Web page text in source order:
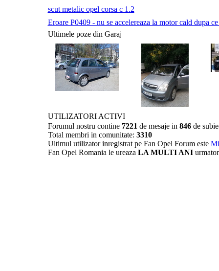
scut metalic opel corsa c 1.2
Eroare P0409 - nu se accelereaza la motor cald dupa
Ultimele poze din Garaj
UTILIZATORI ACTIVI
Forumul nostru contine 7221 de mesaje in 846de
Total membri in comunitate: 3310
Ultimul utilizator inregistrat pe Fan Opel Forum este
Fan Opel Romania le ureaza LA MULTI ANI